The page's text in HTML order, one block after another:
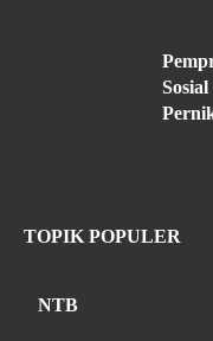
TOPIK POPULER
NTB